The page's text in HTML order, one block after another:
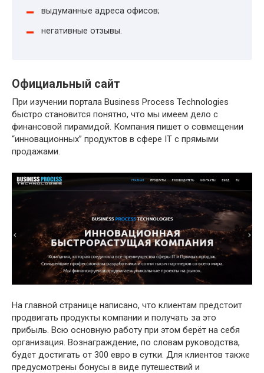
выдуманные адреса офисов;
негативные отзывы.
Официальный сайт
При изучении портала Business Process Technologies
быстро становится понятно, что мы имеем дело с
финансовой пирамидой. Компания пишет о совмещении
“инновационных” продуктов в сфере IT с прямыми
продажами.
На главной странице написано, что клиентам предстоит
продвигать продукты компании и получать за это
прибыль. Всю основную работу при этом берёт на себя
организация. Вознаграждение, по словам руководства,
будет достигать от 300 евро в сутки. Для клиентов также
предусмотрены бонусы в виде путешествий и